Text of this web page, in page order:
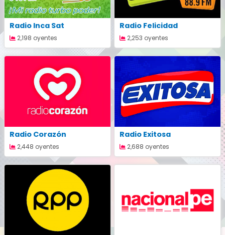
Radio Inca Sat
2,198 oyentes
Radio Felicidad
2,253 oyentes
Radio Corazón
2,448 oyentes
Radio Exitosa
2,688 oyentes